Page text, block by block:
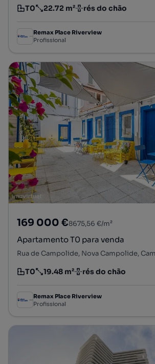
Tipologia
T0
Preço por metro quadrado
22.72 m²
Andar rés do chão
Remax Place Riverview
Profissional
169 000 €8675,56 €/m²
Apartamento T0 para venda
Tipologia
T0
Preço por metro quadrado
19.48 m²
Andar rés do chão
Remax Place Riverview
Profissional